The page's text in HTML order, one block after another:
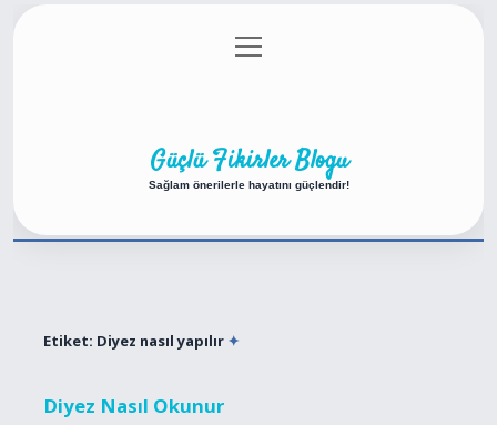
Gizlilik Politikası
menüyü
aç
Güçlü Fikirler Blogu
Sağlam önerilerle hayatını güçlendir!
Etiket: Diyez nasıl yapılır
Diyez Nasıl Okunur